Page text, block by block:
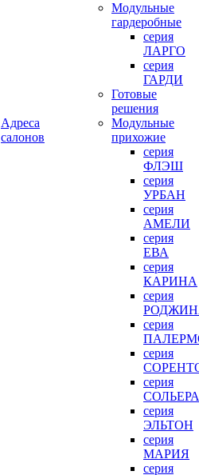
Адреса
салонов
Модульные
гардеробные
серия
ЛАРГО
серия
ГАРДИ
Готовые
решения
Модульные
прихожие
серия
ФЛЭШ
серия
УРБАН
серия
АМЕЛИ
серия
ЕВА
серия
КАРИНА
серия
серия
серия
серия
СОЛЬЕРА
серия
ЭЛЬТОН
серия
МАРИЯ
серия